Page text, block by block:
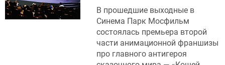
В прошедшие выходные в
Синема Парк Мосфильм
состоялась премьера второй
части анимационной франшизы
про главного антигероя